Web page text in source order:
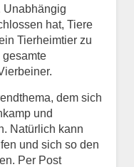
Unabhängig
hat, Tiere
Tierheimtier zu
gesamte
dem sich
und
Natürlich kann
und sich so den
Per Post